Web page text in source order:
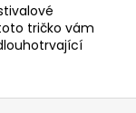
tričko vám